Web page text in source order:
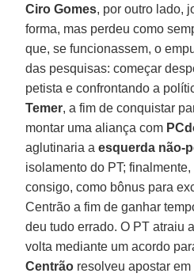
Ciro Gomes, por outro lado,
forma, mas perdeu como
que, se funcionassem, o
das pesquisas: começar
petista e confrontando a
Temer, a fim de conquistar
montar uma aliança com
aglutinaria aesquerda não-
isolamento do PT;
consigo, como bônus para
Centrão a fim de ganhar
deu tudo errado. O PT atraiu
volta mediante um acordo
Centrão resolveu apostar em